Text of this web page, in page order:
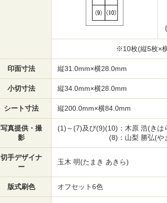
※10枚(縦5枚×
印面寸法 縦31.0mm×横28.0mm
小切寸法 縦34.0mm×横28.0mm
シート寸法 縦200.0mm×横84.0mm
写真提供・撮
影
(1)～(7)及び(9)(10) ：木原 浩(き
(8) ：山梨 勝弘(
切手デザイナ
ー
玉木 明(たまき あきら)
版式刷色 オフセット6色